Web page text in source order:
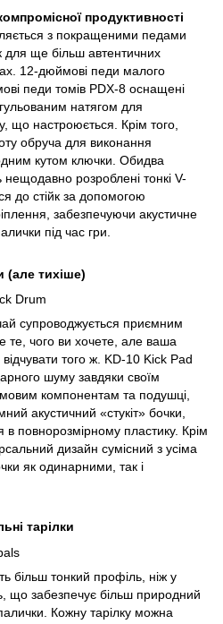
продуктивності
з покращеними педами
для ще більш автентичних
12-дюймові педи малого
педи томів PDX-8 оснащені
натягом для
що настроюється. Крім того,
обруча для виконання
кутом ключки. Обидва
розроблені тонкі V-
до стійк за допомогою
забезпечуючи акустичне
під час гри.
(але тихіше)
супроводжується приємним
те, чого ви хочете, але ваша
того ж. KD-10 Kick Pad
шуму завдяки своїм
компонентам та подушці,
акустичний «стукіт» бочки,
в повнорозмірному пластику. Крім
дизайн сумісний з усіма
як одинарними, так і
тарілки
більш тонкий профіль, ніж у
що забезпечує більш природний
Кожну тарілку можна